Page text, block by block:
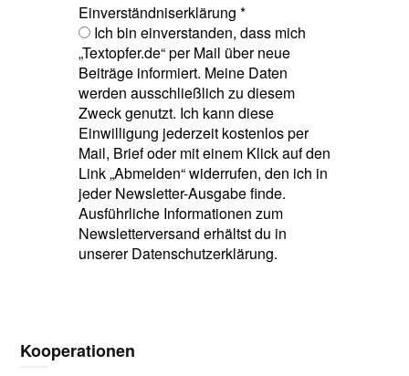
Einverständniserklärung *
Ich bin einverstanden, dass mich
„Textopfer.de“ per Mail über neue
Beiträge informiert. Meine Daten
werden ausschließlich zu diesem
Zweck genutzt. Ich kann diese
Einwilligung jederzeit kostenlos per
Mail, Brief oder mit einem Klick auf den
Link „Abmelden“ widerrufen, den ich in
jeder Newsletter-Ausgabe finde.
Ausführliche Informationen zum
Newsletterversand erhältst du in
unserer Datenschutzerklärung.
Kooperationen